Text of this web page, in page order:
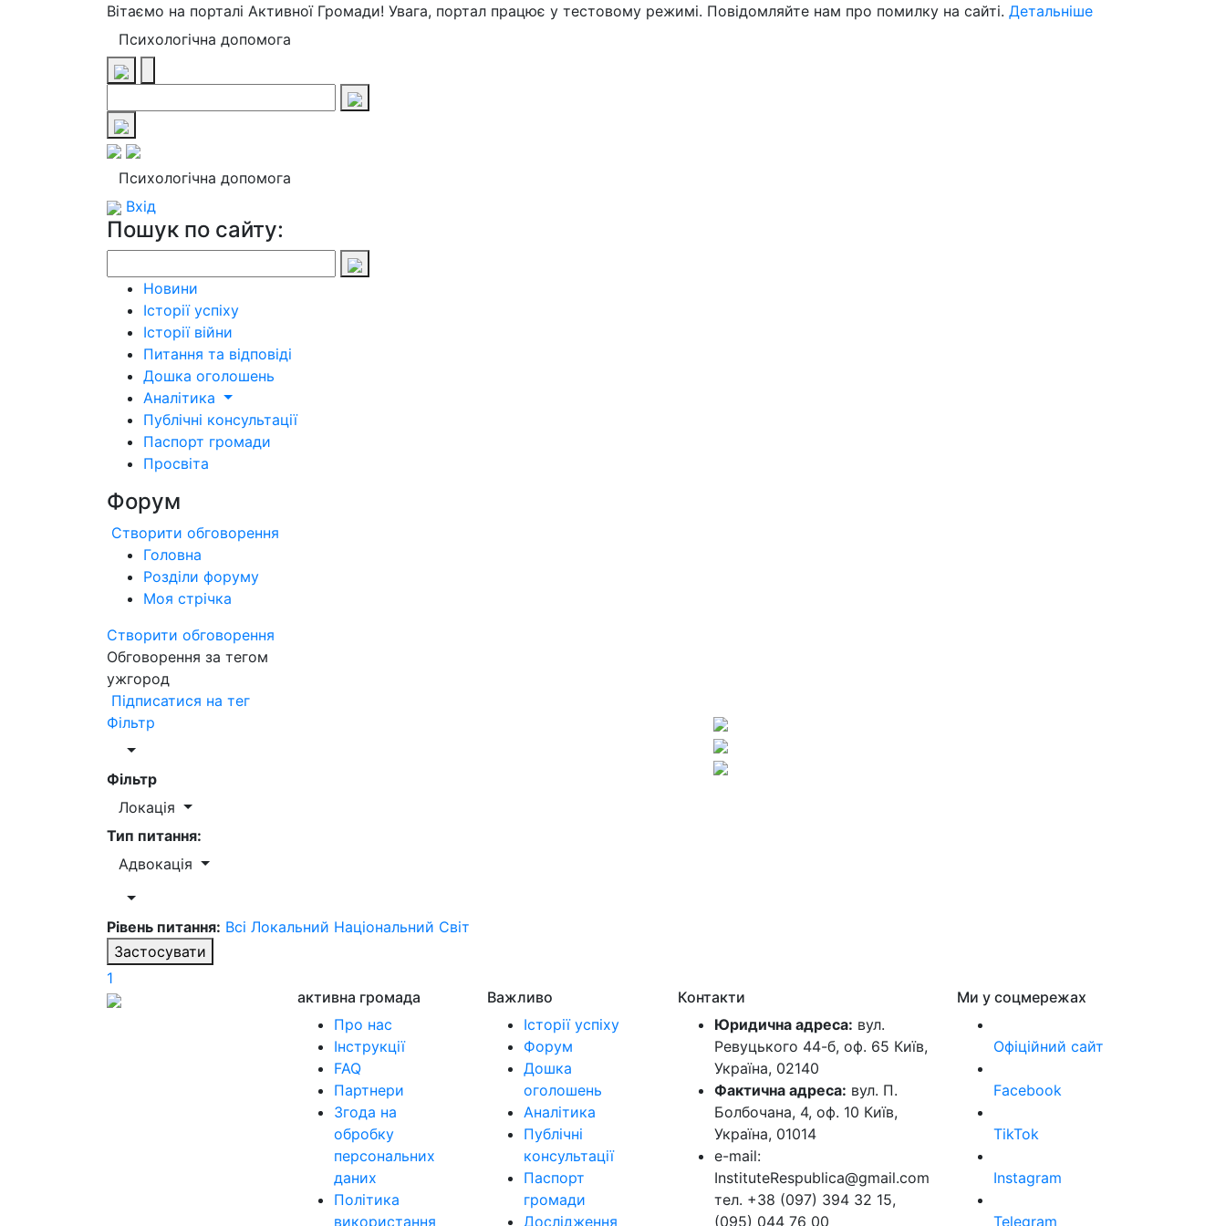
Вітаємо на порталі Активної Громади! Увага, портал працює у тестовому режимі. Повідомляйте нам про помилку на сайті. Детальніше
Психологічна допомога
Психологічна допомога
Вхід
Пошук по сайту:
Новини
Історії успіху
Історії війни
Питання та відповіді
Дошка оголошень
Аналітика
Публічні консультації
Паспорт громади
Просвіта
Форум
Створити обговорення
Головна
Розділи форуму
Моя стрічка
Створити обговорення
Обговорення за тегом
ужгород
Підписатися на тег
Фільтр
Фільтр
Локація
Тип питання:
Адвокація
Рівень питання: Всі Локальний Національний Світ
Застосувати
1
активна громада
Про нас
Інструкції
FAQ
Партнери
Згода на
обробку
персональних
даних
Політика
використання
Важливо
Історії успіху
Форум
Дошка
оголошень
Аналітика
Публічні
консультації
Паспорт
громади
Дослідження
Контакти
Юридична адреса: вул.
Ревуцького 44-б, оф. 65 Київ,
Україна, 02140
Фактична адреса: вул. П.
Болбочана, 4, оф. 10 Київ,
Україна, 01014
e-mail:
InstituteRespublica@gmail.com
тел. +38 (097) 394 32 15,
(095) 044 76 00
Ми у соцмережах
Офіційний сайт
Facebook
TikTok
Instagram
Telegram